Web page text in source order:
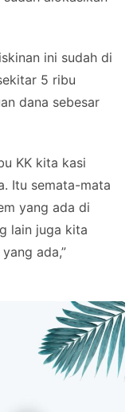
ini sudah di
5 ribu
dana sebesar
KK kita kasi
Itu semata-mata
yang ada di
lain juga kita
ada,”